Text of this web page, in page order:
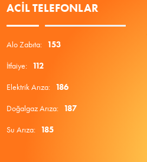
ACIL TELEFONLAR
Alo Zabıta: 153
İtfaiye: 112
Elektrik Arıza: 186
Doğalgaz Arıza: 187
Su Arıza: 185